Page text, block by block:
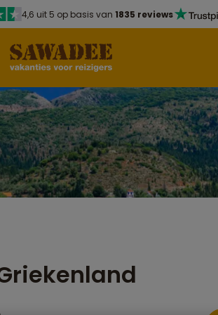
4,6 uit 5 op basis van 1835 reviews